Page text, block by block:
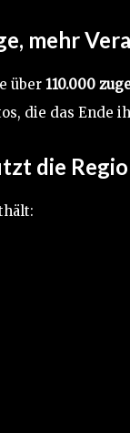
mehr
über 110.000
die das Ende
die